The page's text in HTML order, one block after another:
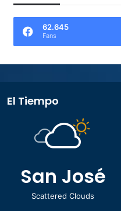
62.645
Fans
El Tiempo
San José
Scattered Clouds